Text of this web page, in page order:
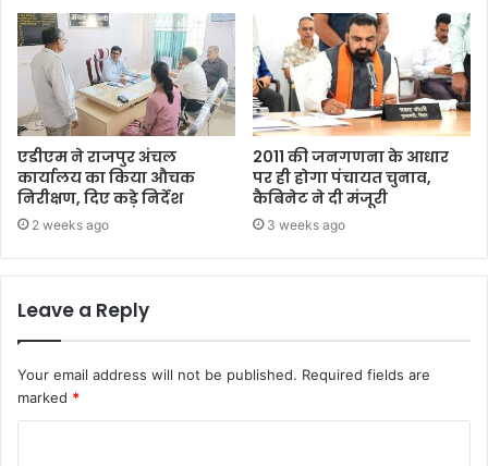
एडीएम ने राजपुर अंचल
कार्यालय का किया औचक
निरीक्षण, दिए कड़े निर्देश
2 weeks ago
2011 की जनगणना के आधार
पर ही होगा पंचायत चुनाव,
कैबिनेट ने दी मंजूरी
3 weeks ago
Leave a Reply
Your email address will not be published. Required fields are
marked *